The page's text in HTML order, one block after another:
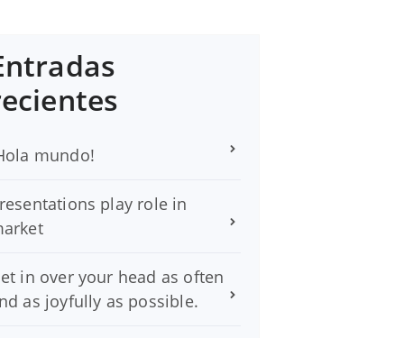
mundo!
play role in
in over your head as often
as joyfully as possible.